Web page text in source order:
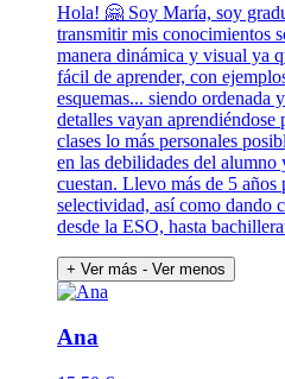
Hola! 🤗 Soy María, soy
transmitir mis conocimientos
manera dinámica y visual ya
fácil de aprender, con
esquemas... siendo ordenada
detalles vayan aprendiéndose
clases lo más personales
en las debilidades del alumno
cuestan. Llevo más de 5 años
selectividad, así como dando
desde la ESO, hasta
+ Ver más - Ver menos
Ana